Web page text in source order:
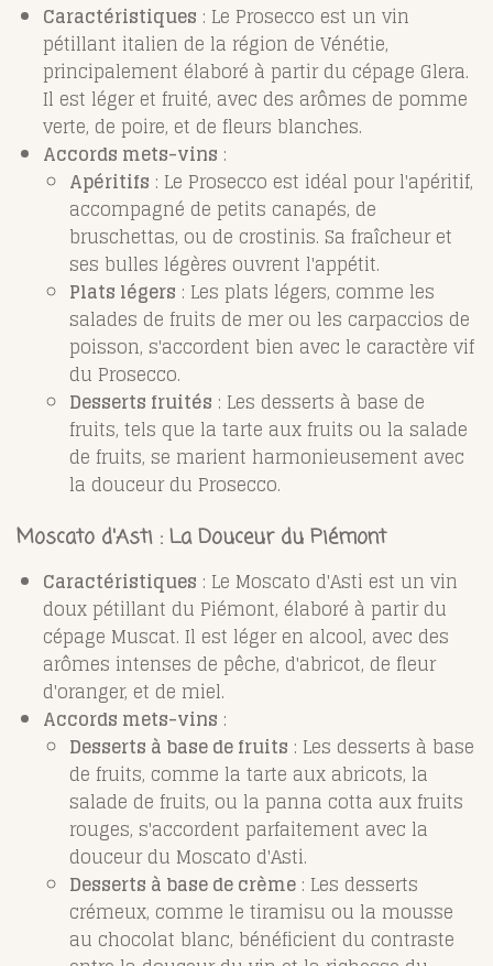
Caractéristiques : Le Prosecco est un vin
pétillant italien de la région de Vénétie,
principalement élaboré à partir du cépage Glera.
Il est léger et fruité, avec des arômes de pomme
verte, de poire, et de fleurs blanches.
Accords mets-vins :
Apéritifs : Le Prosecco est idéal pour l'apéritif,
accompagné de petits canapés, de
bruschettas, ou de crostinis. Sa fraîcheur et
ses bulles légères ouvrent l'appétit.
Plats légers : Les plats légers, comme les
salades de fruits de mer ou les carpaccios de
poisson, s'accordent bien avec le caractère vif
du Prosecco.
Desserts fruités : Les desserts à base de
fruits, tels que la tarte aux fruits ou la salade
de fruits, se marient harmonieusement avec
la douceur du Prosecco.
Moscato d'Asti : La Douceur du Piémont
Caractéristiques : Le Moscato d'Asti est un vin
doux pétillant du Piémont, élaboré à partir du
cépage Muscat. Il est léger en alcool, avec des
arômes intenses de pêche, d'abricot, de fleur
d'oranger, et de miel.
Accords mets-vins :
Desserts à base de fruits : Les desserts à base
de fruits, comme la tarte aux abricots, la
salade de fruits, ou la panna cotta aux fruits
rouges, s'accordent parfaitement avec la
douceur du Moscato d'Asti.
Desserts à base de crème : Les desserts
crémeux, comme le tiramisu ou la mousse
au chocolat blanc, bénéficient du contraste